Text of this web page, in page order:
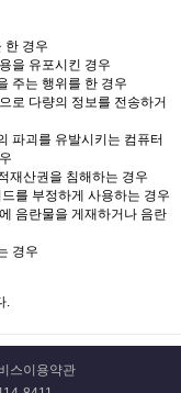
한 경우
을 유포시킨 경우
주는 행위를 한 경우
로 다량의 정보를 전송하거
파괴를 유발시키는 컴퓨터
재산권을 침해하는 경우
를 부정하게 사용하는 경우
음란물을 게재하거나 음란
경우
.
스이용약관